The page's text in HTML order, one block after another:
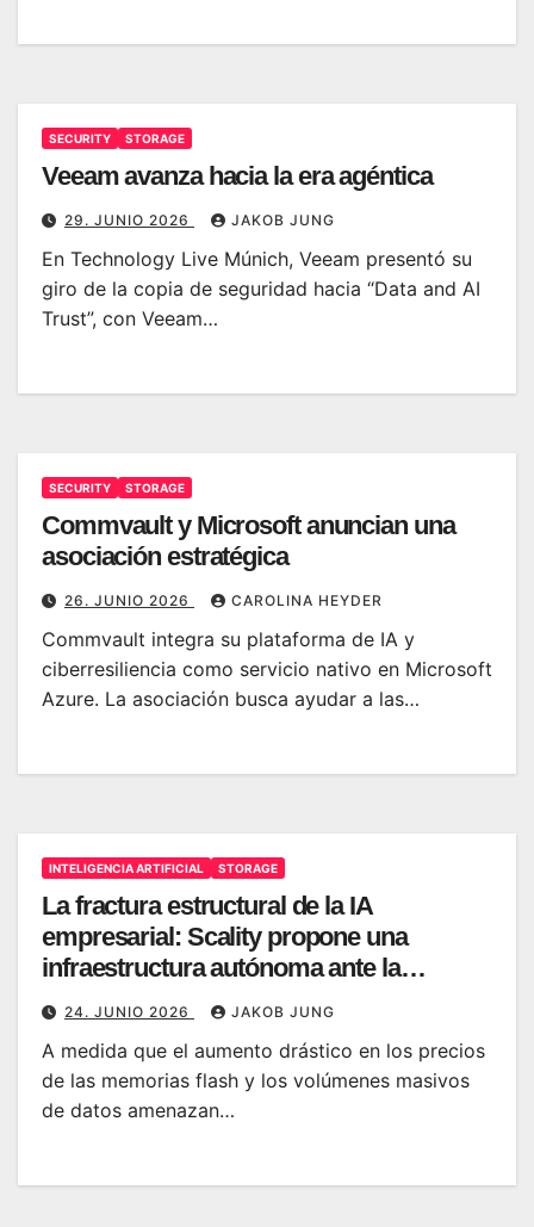
SECURITY STORAGE
Veeam avanza hacia la era agéntica
29. JUNIO 2026 JAKOB JUNG
En Technology Live Múnich, Veeam presentó su
giro de la copia de seguridad hacia “Data and AI
Trust”, con Veeam…
SECURITY STORAGE
Commvault y Microsoft anuncian una
asociación estratégica
26. JUNIO 2026 CAROLINA HEYDER
Commvault integra su plataforma de IA y
ciberresiliencia como servicio nativo en Microsoft
Azure. La asociación busca ayudar a las…
INTELIGENCIA ARTIFICIAL STORAGE
La fractura estructural de la IA
empresarial: Scality propone una
infraestructura autónoma ante la
explosión de costes de almacenamiento
24. JUNIO 2026 JAKOB JUNG
A medida que el aumento drástico en los precios
de las memorias flash y los volúmenes masivos
de datos amenazan…